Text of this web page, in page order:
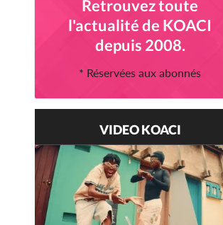
Retrouvez toute
l'actualité de KOACI
depuis 2008.
* Réservées aux abonnés
VIDEO KOACI